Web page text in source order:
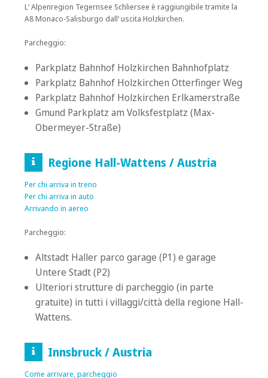
L‘ Alpenregion Tegernsee Schliersee è raggiungibile tramite la
A8 Monaco-Salisburgo dall‘ uscita Holzkirchen.
Parcheggio:
Parkplatz Bahnhof Holzkirchen Bahnhofplatz
Parkplatz Bahnhof Holzkirchen Otterfinger Weg
Parkplatz Bahnhof Holzkirchen Erlkamerstraße
Gmund Parkplatz am Volksfestplatz (Max-
Obermeyer-Straße)
Regione Hall-Wattens / Austria
Per chi arriva in treno
Per chi arriva in auto
Arrivando in aereo
Parcheggio:
Altstadt Haller parco garage (P1) e garage
Untere Stadt (P2)
Ulteriori strutture di parcheggio (in parte
gratuite) in tutti i villaggi/città della regione Hall-
Wattens.
Innsbruck / Austria
Come arrivare, parcheggio